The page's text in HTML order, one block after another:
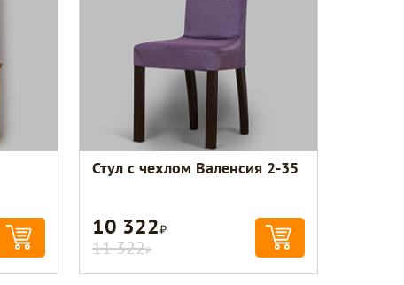
Стул с чехлом Валенсия 2-35
10 322Р
11 322Р